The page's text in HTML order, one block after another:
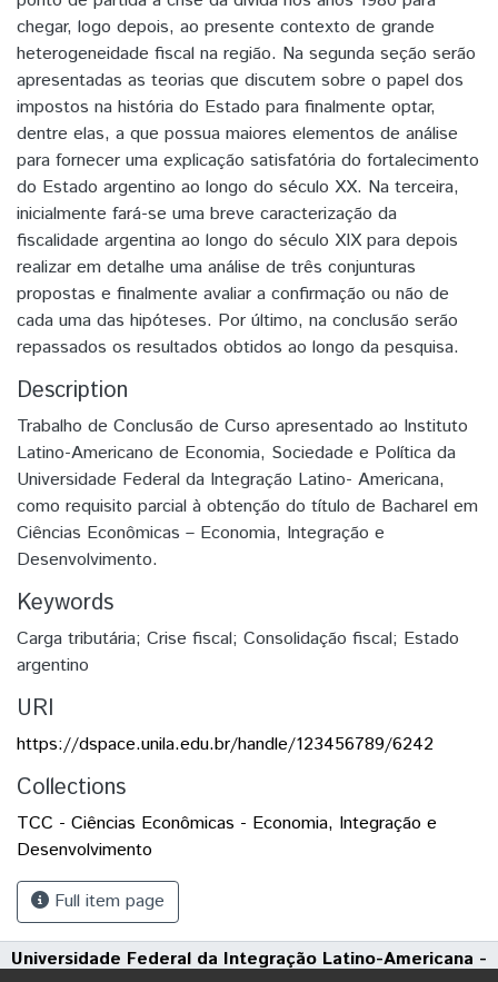
chegar, logo depois, ao presente contexto de grande
heterogeneidade fiscal na região. Na segunda seção serão
apresentadas as teorias que discutem sobre o papel dos
impostos na história do Estado para finalmente optar,
dentre elas, a que possua maiores elementos de análise
para fornecer uma explicação satisfatória do fortalecimento
do Estado argentino ao longo do século XX. Na terceira,
inicialmente fará-se uma breve caracterização da
fiscalidade argentina ao longo do século XIX para depois
realizar em detalhe uma análise de três conjunturas
propostas e finalmente avaliar a confirmação ou não de
cada uma das hipóteses. Por último, na conclusão serão
repassados os resultados obtidos ao longo da pesquisa.
Description
Trabalho de Conclusão de Curso apresentado ao Instituto
Latino-Americano de Economia, Sociedade e Política da
Universidade Federal da Integração Latino- Americana,
como requisito parcial à obtenção do título de Bacharel em
Ciências Econômicas – Economia, Integração e
Desenvolvimento.
Keywords
Carga tributária; Crise fiscal; Consolidação fiscal; Estado
argentino
URI
https://dspace.unila.edu.br/handle/123456789/6242
Collections
TCC - Ciências Econômicas - Economia, Integração e
Desenvolvimento
Full item page
Universidade Federal da Integração Latino-Americana -